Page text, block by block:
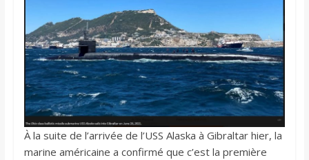
À la suite de l’arrivée de l’USS Alaska à Gibraltar hier, la
marine américaine a confirmé que c’est la première